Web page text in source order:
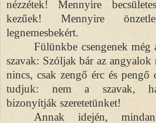
nézzétek! Mennyire
kezűek! Mennyire
legnemesbekért.
Fülünkbe csengenek még
szavak: Szóljak bár az angyalok
nincs, csak zengő érc és
tudjuk: nem a szavak,
bizonyítják szeretetünket!
Annak idején,